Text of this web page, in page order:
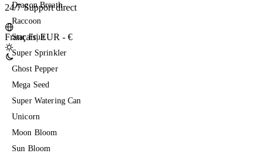
24/7 Support direct
Français|EUR - €
Dragon Breath
Raccoon
Star Fruit
Super Sprinkler
Ghost Pepper
Mega Seed
Super Watering Can
Unicorn
Moon Bloom
Sun Bloom